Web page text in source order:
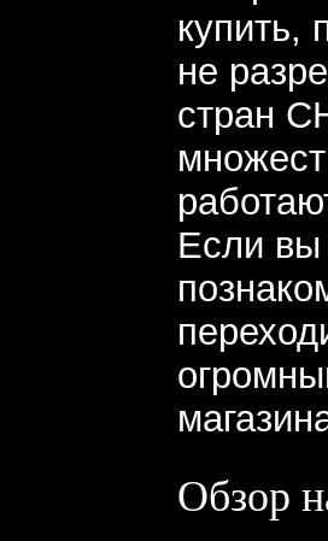
купить,
не
стран
Если вы
Обзор